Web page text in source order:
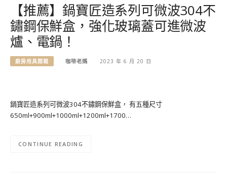
【推薦】鍋寶匠造系列可微波304不
鏽鋼保鮮盒，強化玻璃蓋可進微波
爐、電鍋！
廚房用具開箱 咖啡老媽 2023 年 6 月 20 日
鍋寶匠造系列可微波304不鏽鋼保鮮盒， 有五種尺寸
650ml+900ml+1000ml+1200ml+1700…
CONTINUE READING